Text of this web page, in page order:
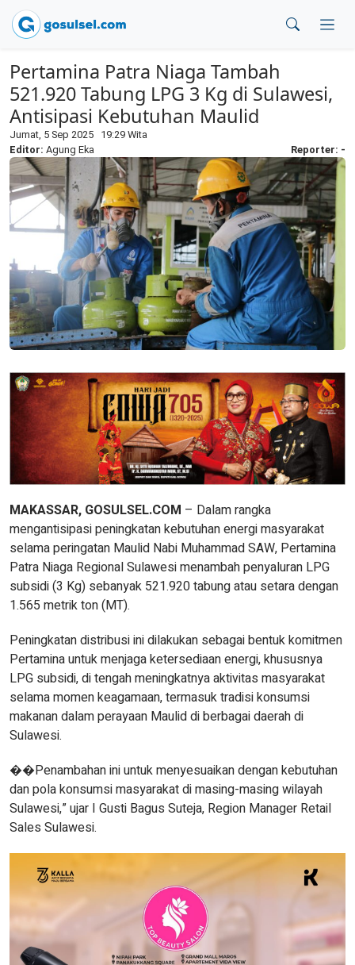
Pertamina Patra Niaga Tambah
521.920 Tabung LPG 3 Kg di Sulawesi,
Antisipasi Kebutuhan Maulid
Jumat, 5 Sep 2025 19:29 Wita
Editor: Agung Eka Reporter: -
MAKASSAR, GOSULSEL.COM – Dalam rangka
mengantisipasi peningkatan kebutuhan energi masyarakat
selama peringatan Maulid Nabi Muhammad SAW, Pertamina
Patra Niaga Regional Sulawesi menambah penyaluran LPG
subsidi (3 Kg) sebanyak 521.920 tabung atau setara dengan
1.565 metrik ton (MT).
Peningkatan distribusi ini dilakukan sebagai bentuk komitmen
Pertamina untuk menjaga ketersediaan energi, khususnya
LPG subsidi, di tengah meningkatnya aktivitas masyarakat
selama momen keagamaan, termasuk tradisi konsumsi
makanan dalam perayaan Maulid di berbagai daerah di
Sulawesi.
��Penambahan ini untuk menyesuaikan dengan kebutuhan
dan pola konsumsi masyarakat di masing-masing wilayah
Sulawesi,” ujar I Gusti Bagus Suteja, Region Manager Retail
Sales Sulawesi.